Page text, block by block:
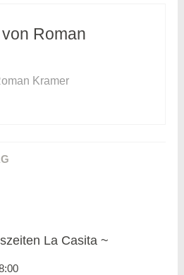
Roman
Kramer
La Casita